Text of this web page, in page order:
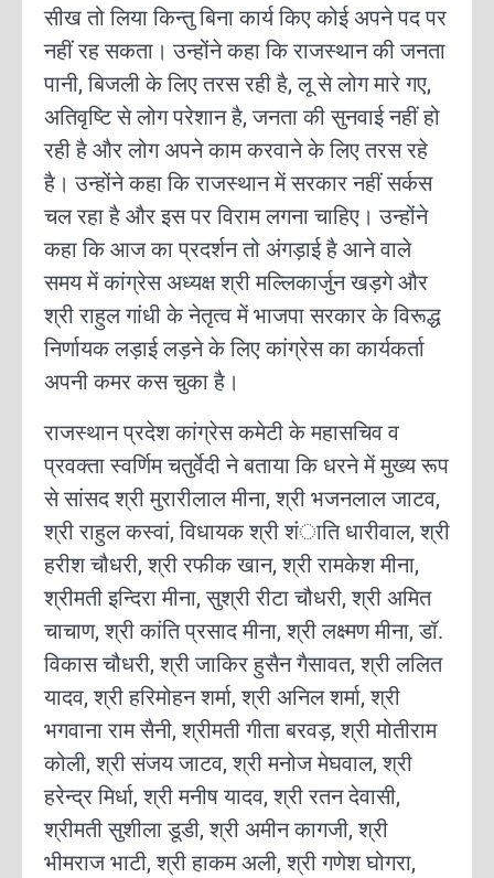
सीख तो लिया किन्तु बिना कार्य किए कोई अपने पद पर
नहीं रह सकता। उन्होंने कहा कि राजस्थान की जनता
पानी, बिजली के लिए तरस रही है, लू से लोग मारे गए,
अतिवृष्टि से लोग परेशान है, जनता की सुनवाई नहीं हो
रही है और लोग अपने काम करवाने के लिए तरस रहे
है। उन्होंने कहा कि राजस्थान में सरकार नहीं सर्कस
चल रहा है और इस पर विराम लगना चाहिए। उन्होंने
कहा कि आज का प्रदर्शन तो अंगड़ाई है आने वाले
समय में कांग्रेस अध्यक्ष श्री मल्लिकार्जुन खड़गे और
श्री राहुल गांधी के नेतृत्व में भाजपा सरकार के विरूद्ध
निर्णायक लड़ाई लड़ने के लिए कांग्रेस का कार्यकर्ता
अपनी कमर कस चुका है।
राजस्थान प्रदेश कांग्रेस कमेटी के महासचिव व
प्रवक्ता स्वर्णिम चतुर्वेदी ने बताया कि धरने में मुख्य रूप
से सांसद श्री मुरारीलाल मीना, श्री भजनलाल जाटव,
श्री राहुल कस्वां, विधायक श्री शंाति धारीवाल, श्री
हरीश चौधरी, श्री रफीक खान, श्री रामकेश मीना,
श्रीमती इन्दिरा मीना, सुश्री रीटा चौधरी, श्री अमित
चाचाण, श्री कांति प्रसाद मीना, श्री लक्ष्मण मीना, डॉ.
विकास चौधरी, श्री जाकिर हुसैन गैसावत, श्री ललित
यादव, श्री हरिमोहन शर्मा, श्री अनिल शर्मा, श्री
भगवाना राम सैनी, श्रीमती गीता बरवड़, श्री मोतीराम
कोली, श्री संजय जाटव, श्री मनोज मेघवाल, श्री
हरेन्द्र मिर्धा, श्री मनीष यादव, श्री रतन देवासी,
श्रीमती सुशीला डूडी, श्री अमीन कागजी, श्री
भीमराज भाटी, श्री हाकम अली, श्री गणेश घोगरा,